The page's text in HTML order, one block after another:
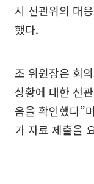
시 선관위의 대
했다.
조 위원장은 회
상황에 대한 선
음을 확인했다”
가 자료 제출을